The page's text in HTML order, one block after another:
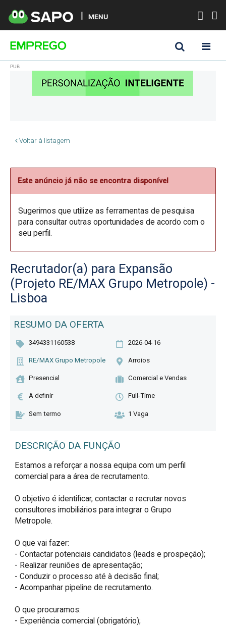
MENU
Voltar à listagem
Este anúncio já não se encontra disponível
Sugerimos que utilize as ferramentas de pesquisa
para consultar outras oportunidades de acordo com o
seu perfil.
Recrutador(a) para Expansão
(Projeto RE/MAX Grupo Metropole) -
Lisboa
RESUMO DA OFERTA
3494331160538 2026-04-16
RE/MAX Grupo Metropole Arroios
Presencial Comercial e Vendas
A definir Full-Time
Sem termo 1 Vaga
DESCRIÇÃO DA FUNÇÃO
Estamos a reforçar a nossa equipa com um perfil
comercial para a área de recrutamento.
O objetivo é identificar, contactar e recrutar novos
consultores imobiliários para integrar o Grupo
Metropole.
O que vai fazer:
- Contactar potenciais candidatos (leads e prospeção);
- Realizar reuniões de apresentação;
- Conduzir o processo até à decisão final;
- Acompanhar pipeline de recrutamento.
O que procuramos:
- Experiência comercial (obrigatório);